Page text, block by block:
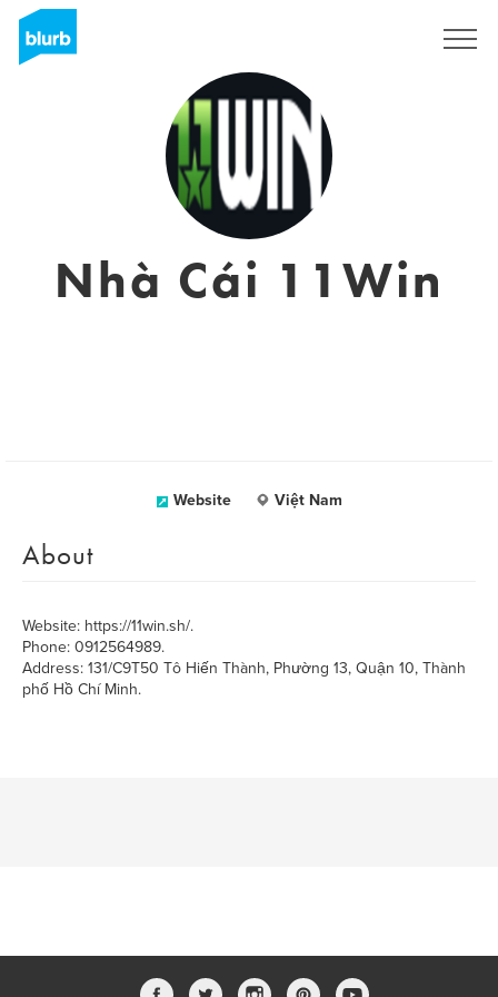
Nhà Cái 11Win
Website Việt Nam
About
Website: https://11win.sh/.
Phone: 0912564989.
Address: 131/C9T50 Tô Hiến Thành, Phường 13, Quận 10, Thành
phố Hồ Chí Minh.